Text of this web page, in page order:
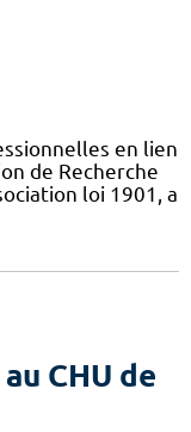
en lien
de Recherche
loi 1901, a
CHU de